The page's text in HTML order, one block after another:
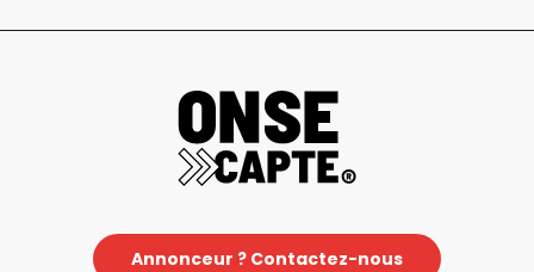
Annonceur ? Contactez-nous